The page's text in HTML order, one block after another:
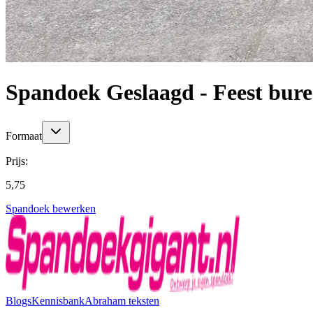
Spandoek Geslaagd - Feest
Formaat
Prijs:
5,75
Spandoek bewerken
BlogsKennisbankAbraham teksten